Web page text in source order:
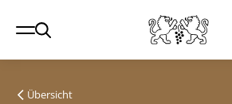
Übersicht